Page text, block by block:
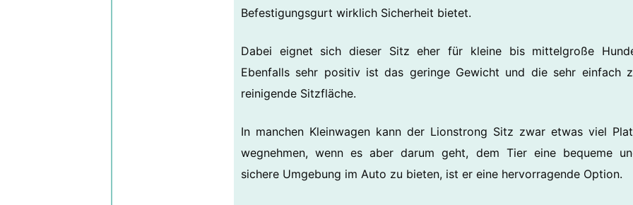
Befestigungsgurt wirklich Sicherheit bietet.
Dabei eignet sich dieser Sitz eher für kleine bis mittelgroße
Ebenfalls sehr positiv ist das geringe Gewicht und die sehr einfach
reinigende Sitzfläche.
In manchen Kleinwagen kann der Lionstrong Sitz zwar etwas viel
wegnehmen, wenn es aber darum geht, dem Tier eine bequeme
sichere Umgebung im Auto zu bieten, ist er eine hervorragende Option.